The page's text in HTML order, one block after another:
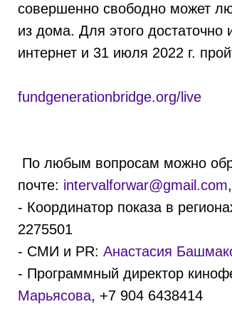
совершенно свободно может
из дома. Для этого достаточно
интернет и 31 июля 2022 г.
fundgenerationbridge.org/live
По любым вопросам можно
почте: intervalforwar@gmail.com
- Координатор показа в
2275501
- СМИ и PR: Анастасия
- Программный директор
Марьясова, +7 904 6438414